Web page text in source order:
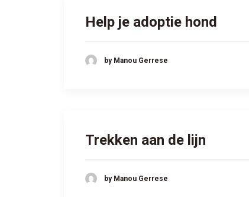
Help je adoptie hond
by Manou Gerrese
Trekken aan de lijn
by Manou Gerrese